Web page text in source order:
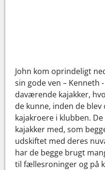
John kom oprindeligt
sin gode ven –
daværende kajakker,
de kunne, inden de
kajakroere i klubben.
kajakker med, som
udskiftet med deres
har de begge brugt
til fællesroninger og på